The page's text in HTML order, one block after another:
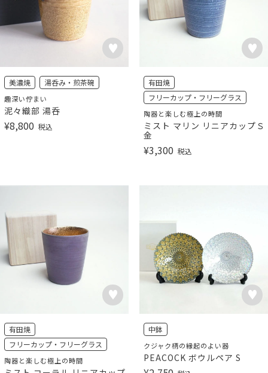
美濃焼 湯呑み・煎茶碗
趣深い佇まい
泥々織部 湯呑
¥8,800 税込
有田焼
フリーカップ・フリーグラス
陶器と楽しむ極上の時間
ミスト マリン リニアカップＳ
金
¥3,300 税込
有田焼
フリーカップ・フリーグラス
陶器と楽しむ極上の時間
中鉢
クジャク柄の縁起のよい器
PEACOCK ボウルペア S